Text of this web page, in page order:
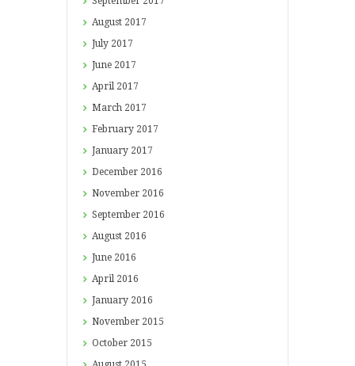
August 2017
July 2017
June 2017
April 2017
March 2017
February 2017
January 2017
December 2016
November 2016
September 2016
August 2016
June 2016
April 2016
January 2016
November 2015
October 2015